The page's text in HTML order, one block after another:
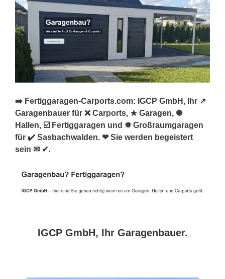
➡️ Fertiggaragen-Carports.com: IGCP GmbH, Ihr ↗️
Garagenbauer für ❌ Carports, ★ Garagen, ✺
Hallen, ☑️ Fertiggaragen und ✹ Großraumgaragen
für ✔️ Sasbachwalden. ❤ Sie werden begeistert
sein ✉ ✔.
IGCP GmbH, Ihr Garagenbauer.